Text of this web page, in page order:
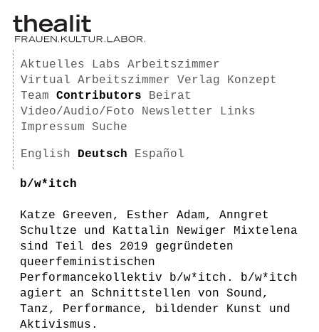
Aktuelles Labs
Arbeitszimmer
Virtual Arbeitszimmer
Verlag
Konzept
Team
Contributors
Beirat
Video/Audio/Foto
Newsletter
Links
Impressum
Suche
English Deutsch Español
b/w*itch
Katze Greeven, Esther Adam, Anngret
Schultze und Kattalin Newiger Mixtelena
sind Teil des 2019 gegründeten
queerfeministischen
Performancekollektiv b/w*itch. b/w*itch
agiert an Schnittstellen von Sound,
Tanz, Performance, bildender Kunst und
Aktivismus.